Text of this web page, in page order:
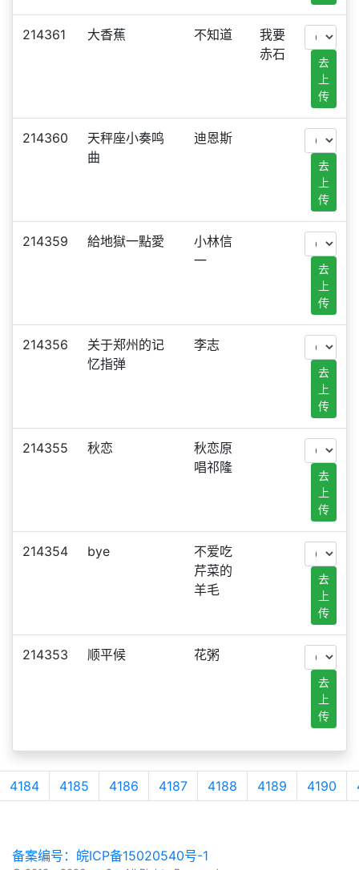
214361 大香蕉 不知道
我要
赤石
去
上
传
214360
天秤座小奏鸣
曲
迪恩斯
去
上
传
214359 給地獄一點愛
小林信
一
去
上
传
214356
关于郑州的记
忆指弹
李志
去
上
传
214355 秋恋
秋恋原
唱祁隆
去
上
传
214354 bye
不爱吃
芹菜的
羊毛
去
上
传
214353 顺平候 花粥
去
上
传
4184 4185 4186 4187 4188 4189 4190
备案编号：皖ICP备15020540号-1